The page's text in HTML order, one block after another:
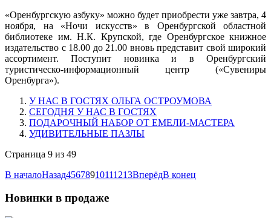
«Оренбургскую азбуку» можно будет приобрести уже завтра, 4
ноября, на «Ночи искусств» в Оренбургской областной
библиотеке им. Н.К. Крупской, где Оренбургское книжное
издательство с 18.00 до 21.00 вновь представит свой широкий
ассортимент. Поступит новинка и в Оренбургский
туристическо-информационный центр («Сувениры
Оренбурга»).
У НАС В ГОСТЯХ ОЛЬГА ОСТРОУМОВА
СЕГОДНЯ У НАС В ГОСТЯХ
ПОДАРОЧНЫЙ НАБОР ОТ ЕМЕЛИ-МАСТЕРА
УДИВИТЕЛЬНЫЕ ПАЗЛЫ
Страница 9 из 49
В началоНазад45678910111213ВперёдВ конец
Новинки в продаже